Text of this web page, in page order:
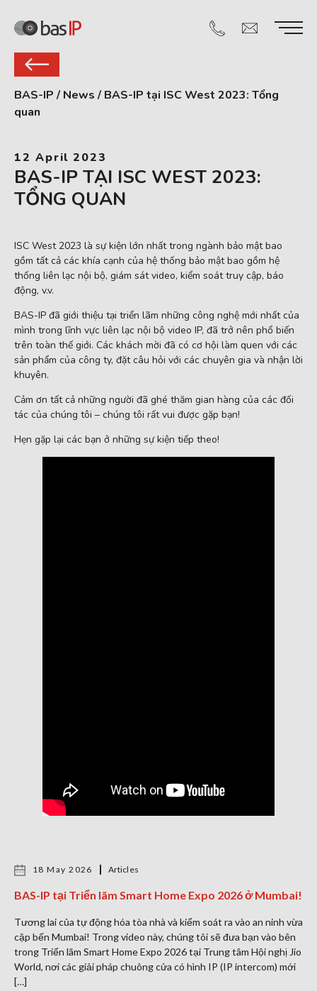
BAS-IP / News / BAS-IP tại ISC West 2023: Tổng
quan
12 April 2023
BAS-IP TẠI ISC WEST 2023:
TỔNG QUAN
ISC West 2023 là sự kiện lớn nhất trong ngành bảo mật bao
gồm tất cả các khía cạnh của hệ thống bảo mật bao gồm hệ
thống liên lạc nội bộ, giám sát video, kiểm soát truy cập, báo
động, v.v.
BAS-IP đã giới thiệu tại triển lãm những công nghệ mới nhất của
mình trong lĩnh vực liên lạc nội bộ video IP, đã trở nên phổ biến
trên toàn thế giới. Các khách mời đã có cơ hội làm quen với các
sản phẩm của công ty, đặt câu hỏi với các chuyên gia và nhận lời
khuyên.
Cảm ơn tất cả những người đã ghé thăm gian hàng của các đối
tác của chúng tôi – chúng tôi rất vui được gặp bạn!
Hẹn gặp lại các bạn ở những sự kiện tiếp theo!
18 May 2026 Articles
BAS-IP tại Triển lãm Smart Home Expo 2026 ở Mumbai!
Tương lai của tự động hóa tòa nhà và kiểm soát ra vào an ninh vừa
cập bến Mumbai! Trong video này, chúng tôi sẽ đưa bạn vào bên
trong Triển lãm Smart Home Expo 2026 tại Trung tâm Hội nghị Jio
World, nơi các giải pháp chuông cửa có hình IP (IP intercom) mới
[…]